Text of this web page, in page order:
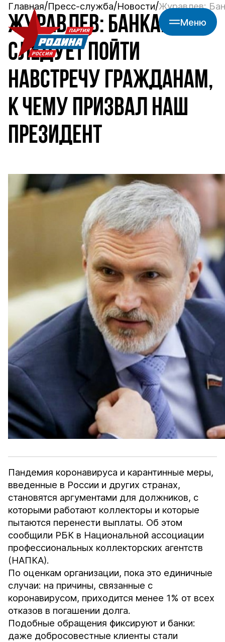
Меню
Главная Пресс-служба Новости Журавлев:
ЖУРАВЛЕВ: БАНКАМ
СЛЕДУЕТ ПОЙТИ
НАВСТРЕЧУ ГРАЖДАНАМ,
К ЧЕМУ ПРИЗВАЛ НАШ
ПРЕЗИДЕНТ
Пандемия коронавируса и карантинные меры,
введенные в России и других странах,
становятся аргументами для должников, с
которыми работают коллекторы и которые
пытаются перенести выплаты. Об этом
сообщили РБК в Национальной ассоциации
профессиональных коллекторских агентств
(НАПКА).
По оценкам организации, пока это единичные
случаи: на причины, связанные с
коронавирусом, приходится менее 1% от всех
отказов в погашении долга.
Подобные обращения фиксируют и банки:
даже добросовестные клиенты стали